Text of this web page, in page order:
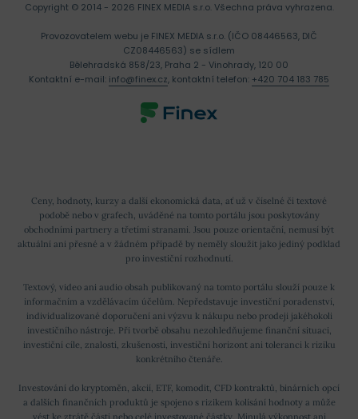
Ceny, hodnoty, kurzy a další ekonomická data, ať už v číselné či textové
podobě nebo v grafech, uváděné na tomto portálu jsou poskytovány
obchodními partnery a třetími stranami. Jsou pouze orientační, nemusí být
aktuální ani přesné a v žádném případě by neměly sloužit jako jediný podklad
pro investiční rozhodnutí.
Textový, video ani audio obsah publikovaný na tomto portálu slouží pouze k
informačním a vzdělávacím účelům. Nepředstavuje investiční poradenství,
individualizované doporučení ani výzvu k nákupu nebo prodeji jakéhokoli
investičního nástroje. Při tvorbě obsahu nezohledňujeme finanční situaci,
investiční cíle, znalosti, zkušenosti, investiční horizont ani toleranci k riziku
konkrétního čtenáře.
Investování do kryptoměn, akcií, ETF, komodit, CFD kontraktů, binárních opcí
a dalších finančních produktů je spojeno s rizikem kolísání hodnoty a může
Copyright © 2014 - 2026 FINEX MEDIA s.r.o.Všechna práva vyhrazena.
Provozovatelem webu je FINEX MEDIA s.r.o. (IČO 08446563, DIČ
CZ08446563) se sídlem
Bělehradská 858/23, Praha 2 - Vinohrady, 120 00
Kontaktní e-mail: info@finex.cz, kontaktní telefon: +420 704 183 785